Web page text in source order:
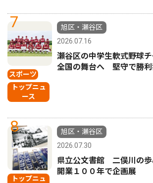
7
スポーツ
トップニュ
ース
旭区・瀬谷区
2026.07.16
瀬谷区の中学生軟式野球
全国の舞台へ 堅守で勝利
8
トップニュ
旭区・瀬谷区
2026.07.30
県立公文書館 二俣川の
開業１００年で企画展